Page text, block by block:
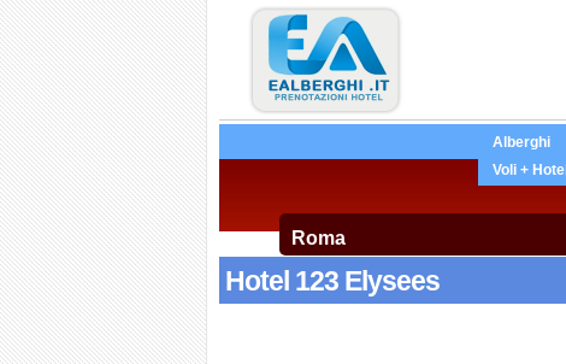
Alberghi
Voli + Hotel
Hotel 123 Elysees